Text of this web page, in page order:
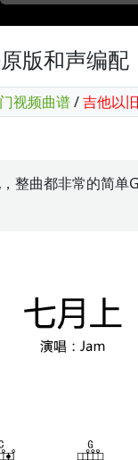
版和声编配
视频曲谱/吉他以
整曲都非常的简